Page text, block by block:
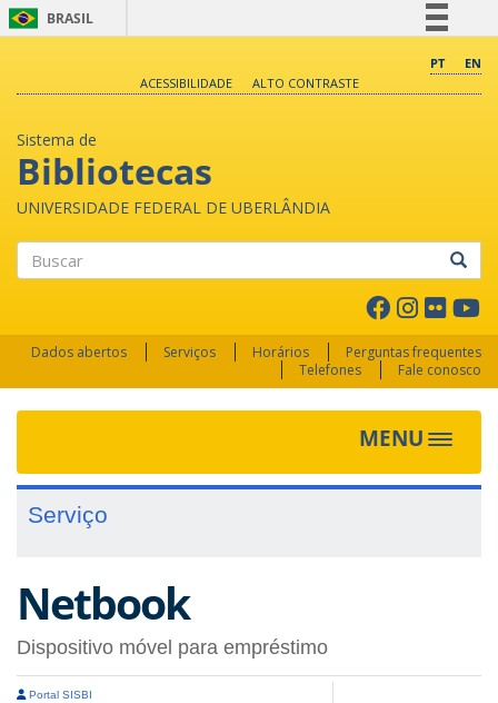
BRASIL
Comunica BR
PT
EN
ACESSIBILIDADE
ALTO CONTRASTE
Sistema de
Bibliotecas
UNIVERSIDADE FEDERAL DE UBERLÂNDIA
Dados abertos Serviços Horários
Perguntas frequentes
Telefones
Fale conosco
MENU Toggle
Serviço
Netbook
Dispositivo móvel para empréstimo
Portal SISBI